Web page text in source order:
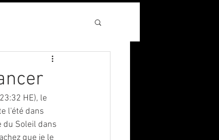
HE), le
l'été dans
du Soleil dans
que je le